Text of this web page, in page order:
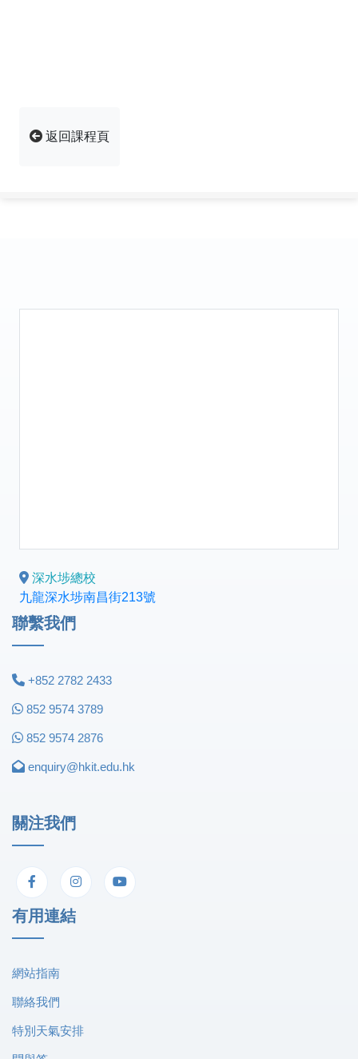
返回課程頁
深水埗總校
九龍深水埗南昌街213號
聯繫我們
+852 2782 2433
852 9574 3789
852 9574 2876
enquiry@hkit.edu.hk
關注我們
有用連結
網站指南
聯絡我們
特別天氣安排